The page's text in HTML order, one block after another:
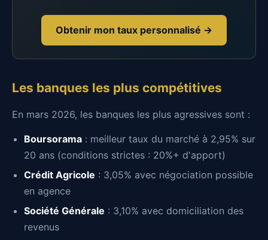
Obtenir mon taux personnalisé →
Les banques les plus compétitives
En mars 2026, les banques les plus agressives sont :
Boursorama : meilleur taux du marché à 2,95% sur
20 ans (conditions strictes : 20%+ d'apport)
Crédit Agricole : 3,05% avec négociation possible
en agence
Société Générale : 3,10% avec domiciliation des
revenus